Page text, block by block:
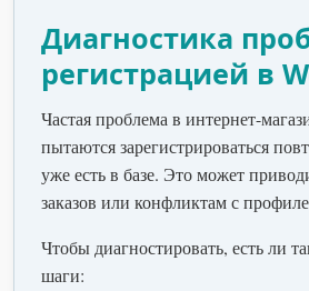
Диагностика
регистрацией в
Частая проблема в интернет-
пытаются зарегистрироваться
уже есть в базе. Это может
заказов или конфликтам с
Чтобы диагностировать, есть ли
шаги: